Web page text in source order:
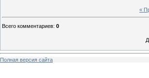
«
Всего комментариев: 0
Полная версия сайта